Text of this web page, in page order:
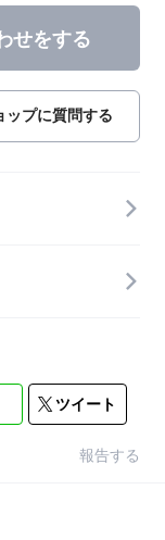
せをする
ップに質問する
ツイート
報告する